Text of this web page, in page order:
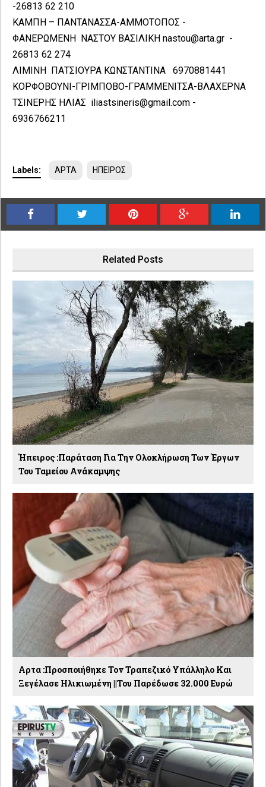
-26813 62 210
ΚΑΜΠΗ – ΠΑΝΤΑΝΑΣΣΑ-ΑΜΜΟΤΟΠΟΣ -
ΦΑΝΕΡΩΜΕΝΗ ΝΑΣΤΟΥ ΒΑΣΙΛΙΚΗ nastou@arta.gr -
26813 62 274
ΛΙΜΙΝΗ ΠΑΤΣΙΟΥΡΑ ΚΩΝΣΤΑΝΤΙΝΑ 6970881441
ΚΟΡΦΟΒΟΥΝΙ-ΓΡΙΜΠΟΒΟ-ΓΡΑΜΜΕΝΙΤΣΑ-ΒΛΑΧΕΡΝΑ
ΤΣΙΝΕΡΗΣ ΗΛΙΑΣ iliastsineris@gmail.com -
6936766211
Labels: ΑΡΤΑ ΗΠΕΙΡΟΣ
Related Posts
Ήπειρος :Παράταση Για Την Ολοκλήρωση Των Έργων
Του Ταμείου Ανάκαμψης
Αρτα :Προσποιήθηκε Τον Τραπεζικό Υπάλληλο Και
Ξεγέλασε Ηλικιωμένη ||Του Παρέδωσε 32.000 Ευρώ